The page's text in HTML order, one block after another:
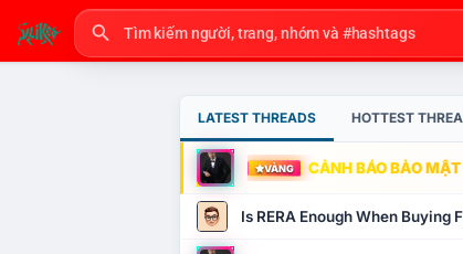
LATEST THREADS HOTTEST
VÀNG CẢNH BÁO BẢO
Is RERA Enough When Buying